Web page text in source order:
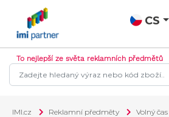
CS
To nejlepší ze světa reklamních předmětů
IMI.cz Reklamní předměty
Volný čas